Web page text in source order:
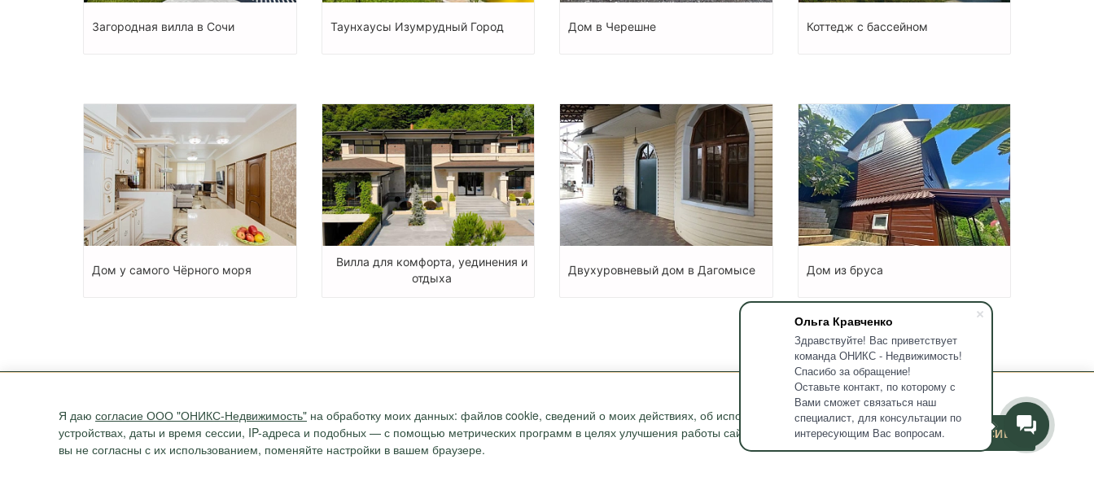
Ольга Кравченко
Здравствуйте! Вас приветствует
команда ОНИКС - Недвижимость!
Спасибо за обращение!
Оставьте контакт, по которому с
Вами сможет связаться наш
специалист, для консультации по
интересующим Вас вопросам.
Загородная вилла в Сочи Таунхаусы Изумрудный Город
Дом у самого Чёрного моря
Вилла для комфорта, уединения и
отдыха
Дом в Черешне Коттедж с бассейном
Двухуровневый дом в Дагомысе Дом из бруса
Я даю согласие ООО "ОНИКС-Недвижимость" на обработку моих данных: файлов cookie, сведений о моих действиях, об используемых мною
устройствах, даты и время сессии, IP-адреса и подобных — с помощью метрических программ в целях улучшения работы сайта и его маркетинга. Если
вы не согласны с их использованием, поменяйте настройки в вашем браузере.
ДАЮ СОГЛАСИЕ
Новостройки
Квартиры
Дома
Ипотека
Юридические услуги
Наши Лидеры
Акции
ONYX-VIP
Новости
Журнал "Путеводитель"